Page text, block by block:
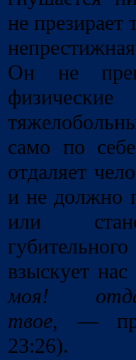
не презирает
Он не
само по
отдаляет
и не должно
или
взыскует
моя!
твое, —
23:26).